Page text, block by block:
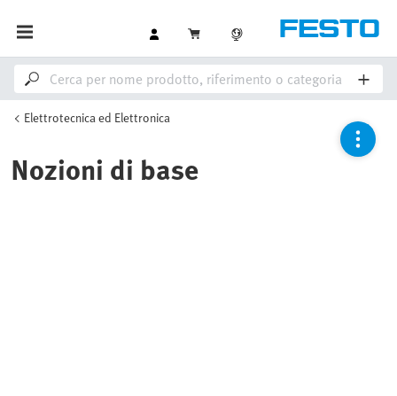
Elettrotecnica ed Elettronica
Nozioni di base